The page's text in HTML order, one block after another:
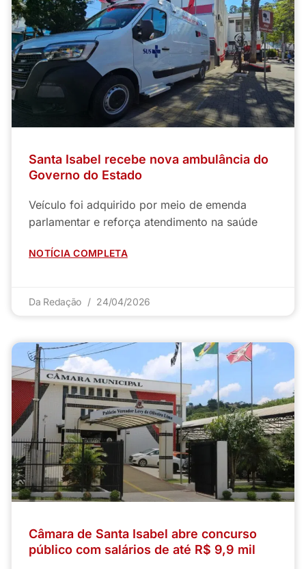
Santa Isabel recebe nova ambulância do
Governo do Estado
Veículo foi adquirido por meio de emenda
parlamentar e reforça atendimento na saúde
NOTÍCIA COMPLETA
Da Redação 24/04/2026
Câmara de Santa Isabel abre concurso
público com salários de até R$ 9,9 mil